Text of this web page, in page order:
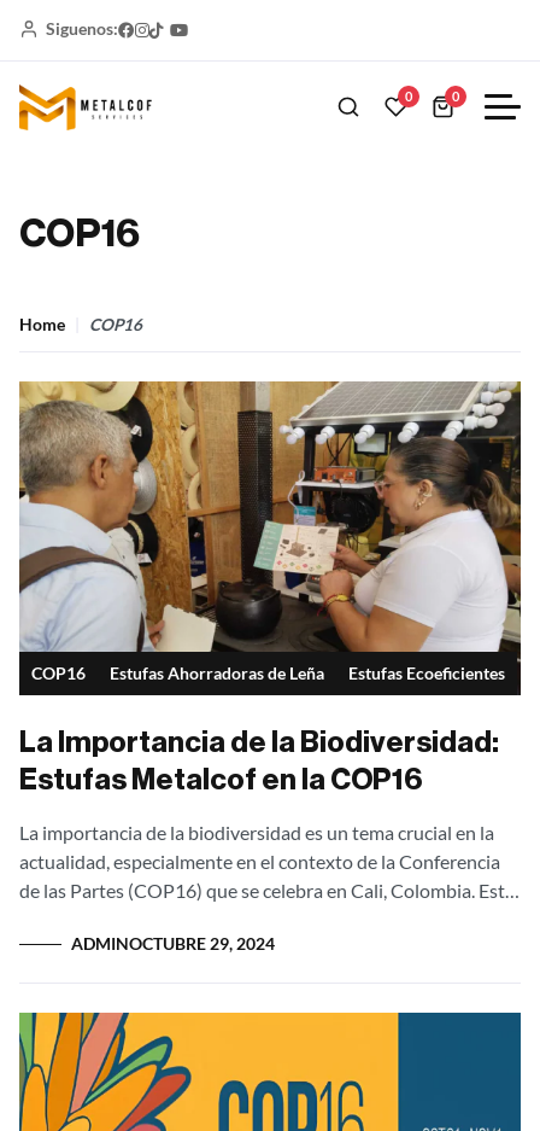
Siguenos:
0 0
COP16
Home COP16
COP16 Estufas Ahorradoras de Leña Estufas Ecoeficientes
La Importancia de la Biodiversidad:
Estufas Metalcof en la COP16
La importancia de la biodiversidad es un tema crucial en la
actualidad, especialmente en el contexto de la Conferencia
de las Partes (COP16) que se celebra en Cali, Colombia. Este
ADMINOCTUBRE 29, 2024